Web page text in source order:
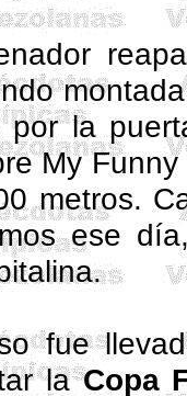
por la
My Funny
metros.
ese
fue
laCopa